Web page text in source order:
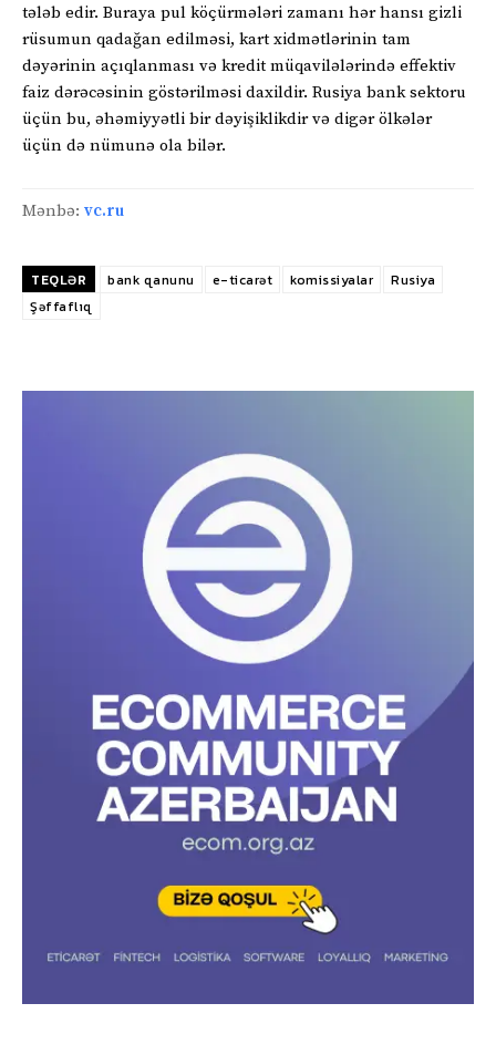
tələb edir. Buraya pul köçürmələri zamanı hər hansı gizli
rüsumun qadağan edilməsi, kart xidmətlərinin tam
dəyərinin açıqlanması və kredit müqavilələrində effektiv
faiz dərəcəsinin göstərilməsi daxildir. Rusiya bank sektoru
üçün bu, əhəmiyyətli bir dəyişiklikdir və digər ölkələr
üçün də nümunə ola bilər.
Mənbə: vc.ru
TEQLƏR bank qanunu e-ticarət komissiyalar
Rusiya
Şəffaflıq